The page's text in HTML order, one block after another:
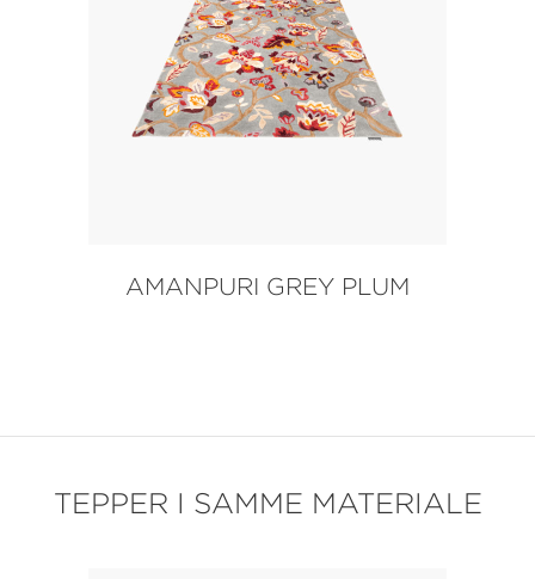
AMANPURI GREY PLUM
TEPPER I SAMME MATERIALE